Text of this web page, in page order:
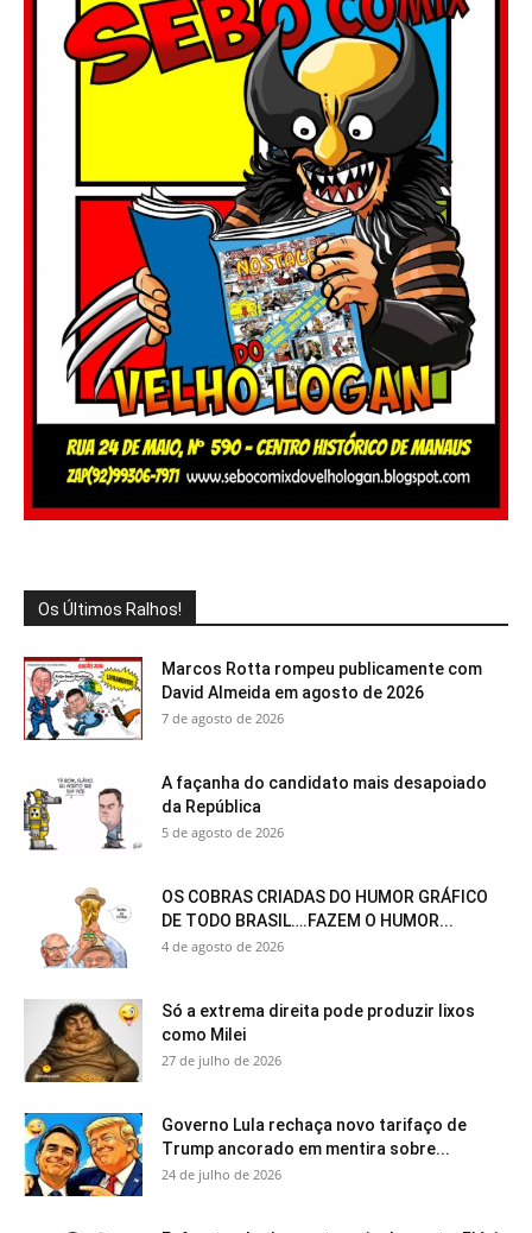
Os Últimos Ralhos!
Marcos Rotta rompeu publicamente com
David Almeida em agosto de 2026
7 de agosto de 2026
A façanha do candidato mais desapoiado
da República
5 de agosto de 2026
OS COBRAS CRIADAS DO HUMOR GRÁFICO
DE TODO BRASIL….FAZEM O HUMOR...
4 de agosto de 2026
Só a extrema direita pode produzir lixos
como Milei
27 de julho de 2026
Governo Lula rechaça novo tarifaço de
Trump ancorado em mentira sobre...
24 de julho de 2026